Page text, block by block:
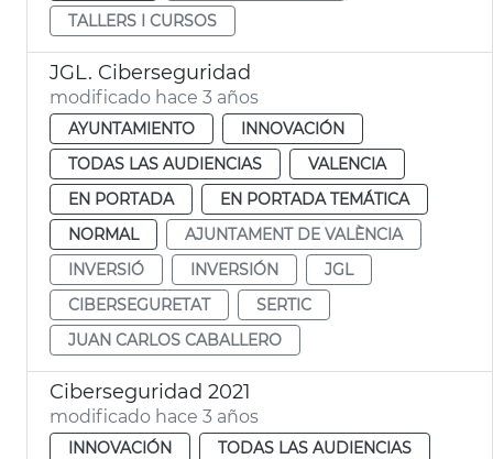
TALLERS I CURSOS
JGL. Ciberseguridad
modificado hace 3 años
AYUNTAMIENTO
INNOVACIÓN
TODAS LAS AUDIENCIAS
VALENCIA
EN PORTADA
EN PORTADA TEMÁTICA
NORMAL
AJUNTAMENT DE VALÈNCIA
INVERSIÓ
INVERSIÓN
JGL
CIBERSEGURETAT
SERTIC
JUAN CARLOS CABALLERO
Ciberseguridad 2021
modificado hace 3 años
INNOVACIÓN
TODAS LAS AUDIENCIAS